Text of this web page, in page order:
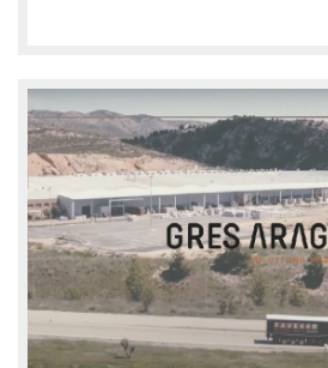
1741年，至今已有280多年的歷
Marca Corona 秉承對細節和品質
具現代感和獨特風格的瓷磚地板
牆磚：涵蓋浴室、廚房、家居、
為住宅或商業場所的各個區域